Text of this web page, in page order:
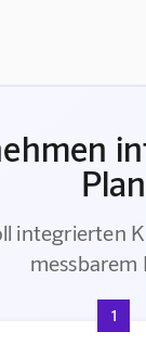
Plan
integrierten
messbarem
1